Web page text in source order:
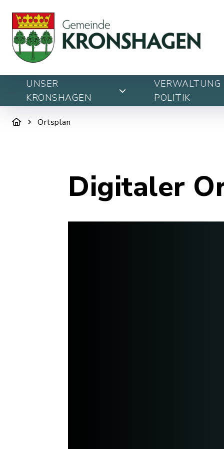
UNSER
KRONSHAGEN
VERWALTUNG
POLITIK
Ortsplan
Digitaler